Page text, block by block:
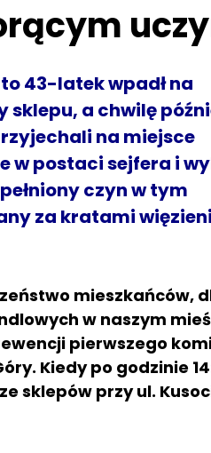
43-latek wpadł na
a chwilę
na miejsce
w postaci sejfera i
czyn w tym
za kratami
mieszkańców,
w naszym
pierwszego
Kiedy po godzinie
sklepów przy ul.